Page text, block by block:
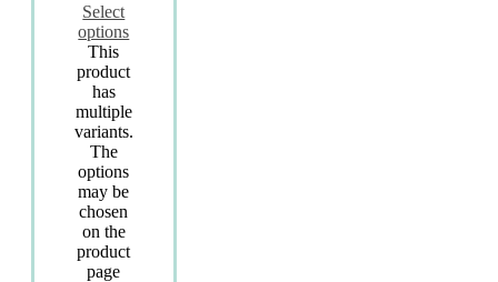
Select
options
This
product
has
multiple
variants.
The
options
may be
chosen
on the
product
page